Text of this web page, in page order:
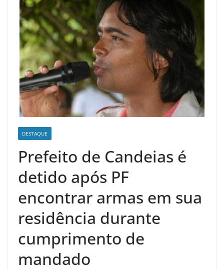
DESTAQUE
Prefeito de Candeias é
detido após PF
encontrar armas em sua
residência durante
cumprimento de
mandado